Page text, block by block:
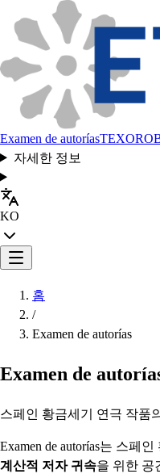
Examen de autoríasTEXORO
자세한 정보
KO
홈
/
Examen de autorías
Examen de
스페인 황금세기 연극 작품
Examen de autorías는 스페
계산적 저자 귀속을 위한 공